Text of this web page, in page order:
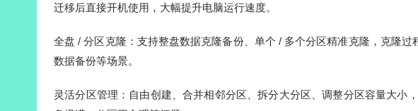
迁移后直接开机使用，大幅提升电脑运行速度。
全盘 / 分区克隆：支持整盘数据克隆备份、单个 / 多个分区精准克隆，克隆过
数据备份等场景。
灵活分区管理：自由创建、合并相邻分区、拆分大分区、调整分区容量大小